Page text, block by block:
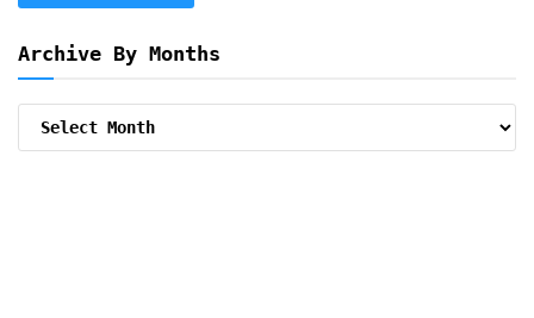
Archive By Months